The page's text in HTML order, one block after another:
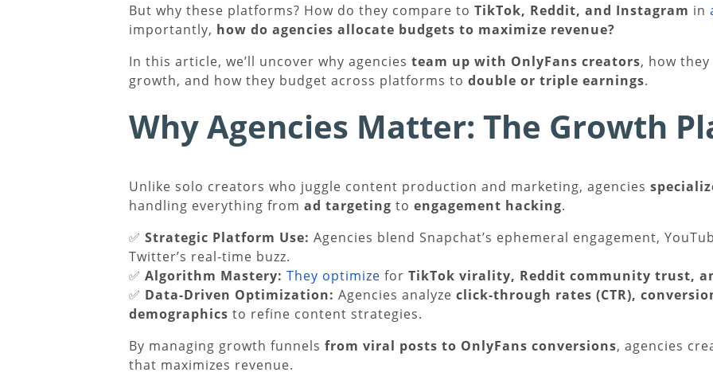
But why these platforms? How do they compare to TikTok, Reddit, and Instagram in
importantly, how do agencies allocate budgets to maximize revenue?
In this article, we’ll uncover why agencies team up with OnlyFans creators, how
growth, and how they budget across platforms to double or triple earnings.
Why Agencies Matter: The Growth
Unlike solo creators who juggle content production and marketing, agencies
handling everything from ad targeting to engagement hacking.
✅ Strategic Platform Use: Agencies blend Snapchat’s ephemeral engagement,
Twitter’s real-time buzz.
✅ Algorithm Mastery: They optimize for TikTok virality, Reddit community trust,
✅ Data-Driven Optimization: Agencies analyze click-through rates (CTR),
demographics to refine content strategies.
By managing growth funnels from viral posts to OnlyFans conversions, agencies
that maximizes revenue.